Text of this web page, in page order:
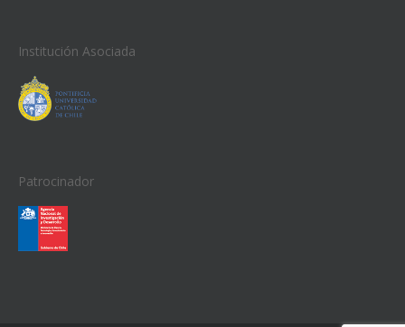
Institución Asociada
Patrocinador